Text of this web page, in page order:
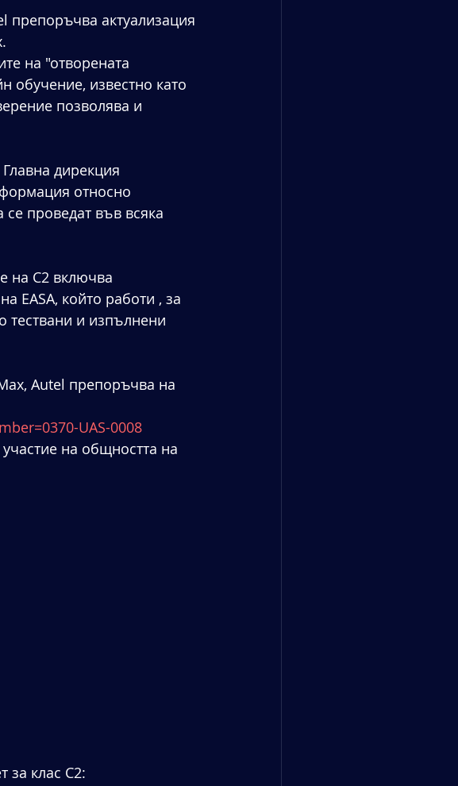
препоръчва актуализация
на "отворената
обучение, известно като
позволява и
дирекция
относно
се проведат във всяка
на C2 включва
EASA, който работи , за
тествани и изпълнени
Autel препоръчва на
UAS-0008
на общността на
за клас C2: